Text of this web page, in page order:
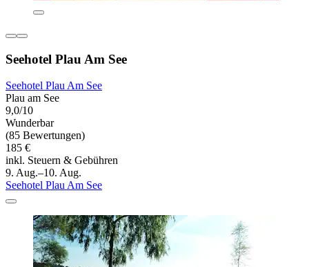
Seehotel Plau Am See
Seehotel Plau Am See
Plau am See
9,0/10
Wunderbar
(85 Bewertungen)
185 €
inkl. Steuern & Gebühren
9. Aug.–10. Aug.
Seehotel Plau Am See